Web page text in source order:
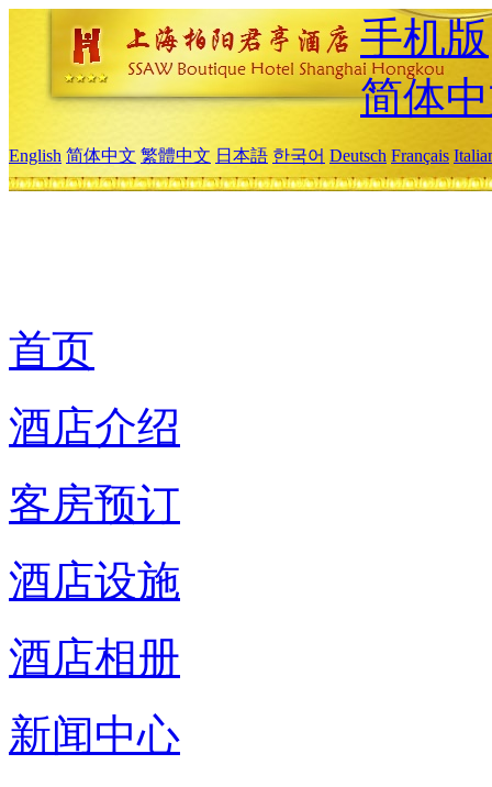
手机版
简体
English 简体中文 繁體中文 日本語 한국어 Deutsch Français
首页
酒店介绍
客房预订
酒店设施
酒店相册
新闻中心